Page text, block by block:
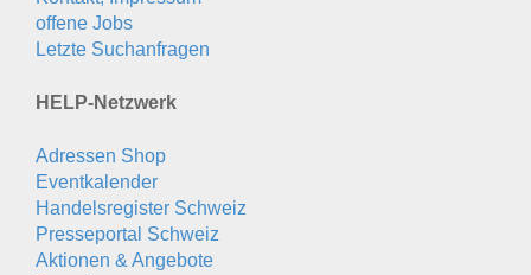
offene Jobs
Letzte Suchanfragen
HELP-Netzwerk
Adressen Shop
Eventkalender
Handelsregister Schweiz
Presseportal Schweiz
Aktionen & Angebote